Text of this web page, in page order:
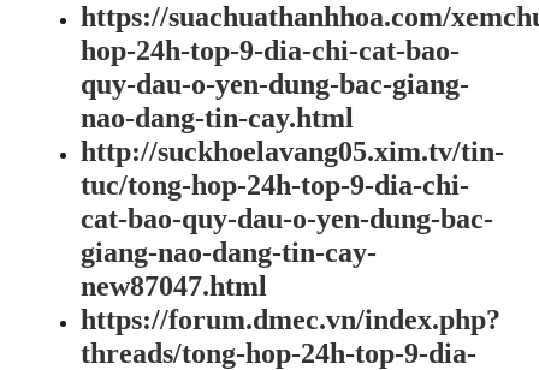
https://suachuathanhhoa.com/
hop-24h-top-9-dia-chi-cat-bao-
quy-dau-o-yen-dung-bac-giang-
nao-dang-tin-cay.html
http://suckhoelavang05.xim.tv/tin-
tuc/tong-hop-24h-top-9-dia-chi-
cat-bao-quy-dau-o-yen-dung-bac-
giang-nao-dang-tin-cay-
new87047.html
https://forum.dmec.vn/index.php?
threads/tong-hop-24h-top-9-dia-